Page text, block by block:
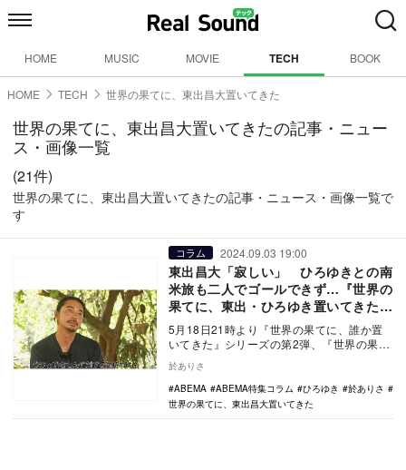
HOME MUSIC MOVIE TECH BOOK
HOME TECH 世界の果てに、東出昌大置いてきた
世界の果てに、東出昌大置いてきたの記事・ニュー
ス・画像一覧
(21件)
世界の果てに、東出昌大置いてきたの記事・ニュース・画像一覧で
す
コラム 2024.09.03 19:00
東出昌大「寂しい」 ひろゆきとの南
米旅も二人でゴールできず…『世界の
果てに、東出・ひろゆき置いてきた』
最終話
5月18日21時より『世界の果てに、誰か置
いてきた』シリーズの第2弾、『世界の果て
トした。…
於ありさ
ABEMA
ABEMA特集コラム ひろゆき
於ありさ
世界の果てに、東出昌大置いてきた